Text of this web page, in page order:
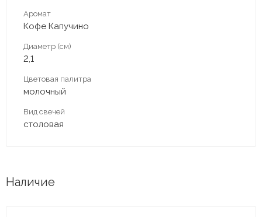
Аромат
Кофе Капучино
Диаметр (см)
2,1
Цветовая палитра
молочный
Вид свечей
столовая
Наличие